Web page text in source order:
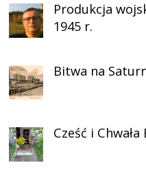
Produkcja
1945 r.
Bitwa na
Cześć i